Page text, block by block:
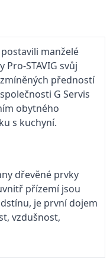
manželé
STAVIG svůj
předností
G Servis
obytného
s kuchyní.
dřevěné prvky
přízemí jsou
je první dojem
vzdušnost,